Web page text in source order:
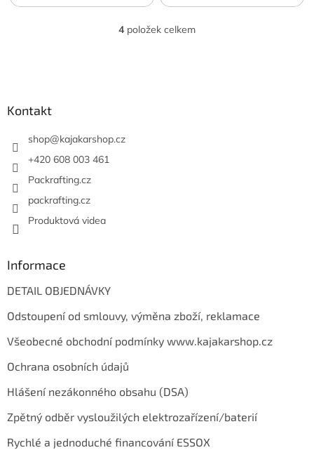
O
4položek celkem
Kontakt
shop@kajakarshop.cz
+420 608 003 461
Packrafting.cz
packrafting.cz
Produktová videa
Informace
DETAIL OBJEDNÁVKY
Odstoupení od smlouvy, výměna zboží, reklamace
Všeobecné obchodní podmínky www.kajakarshop.cz
Ochrana osobních údajů
Hlášení nezákonného obsahu (DSA)
Zpětný odběr vysloužilých elektrozařízení/baterií
Rychlé a jednoduché financování ESSOX